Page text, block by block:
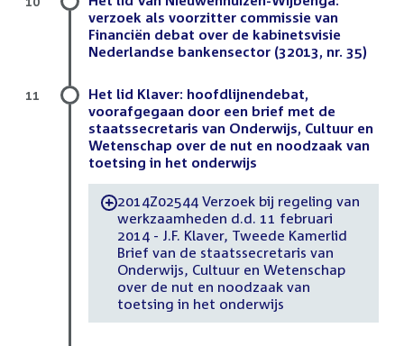
verzoek als voorzitter commissie van
Financiën debat over de kabinetsvisie
Nederlandse bankensector (32013, nr. 35)
Het lid Klaver: hoofdlijnendebat,
voorafgegaan door een brief met de
staatssecretaris van Onderwijs, Cultuur en
Wetenschap over de nut en noodzaak van
toetsing in het onderwijs
-2014Z02544 Verzoek bij regeling van
werkzaamheden d.d. 11 februari
2014 - J.F. Klaver, Tweede Kamerlid
Brief van de staatssecretaris van
Onderwijs, Cultuur en Wetenschap
over de nut en noodzaak van
toetsing in het onderwijs
11